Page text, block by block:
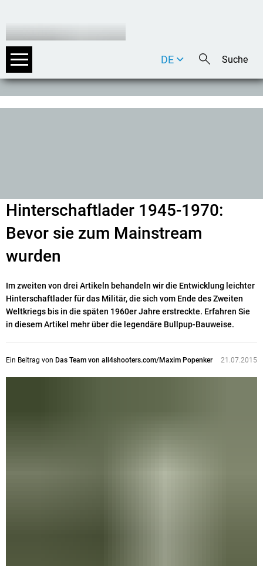
DE
EN
Hinterschaftlader 1945-1970:
Bevor sie zum Mainstream
wurden
Im zweiten von drei Artikeln behandeln wir die Entwicklung leichter
Hinterschaftlader für das Militär, die sich vom Ende des Zweiten
Weltkriegs bis in die späten 1960er Jahre erstreckte. Erfahren Sie
in diesem Artikel mehr über die legendäre Bullpup-Bauweise.
Ein Beitrag von Das Team von all4shooters.com/Maxim Popenker 21.07.2015